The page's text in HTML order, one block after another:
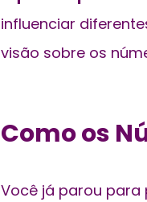
influenciar
visão sobre os
Como os
Você já parou